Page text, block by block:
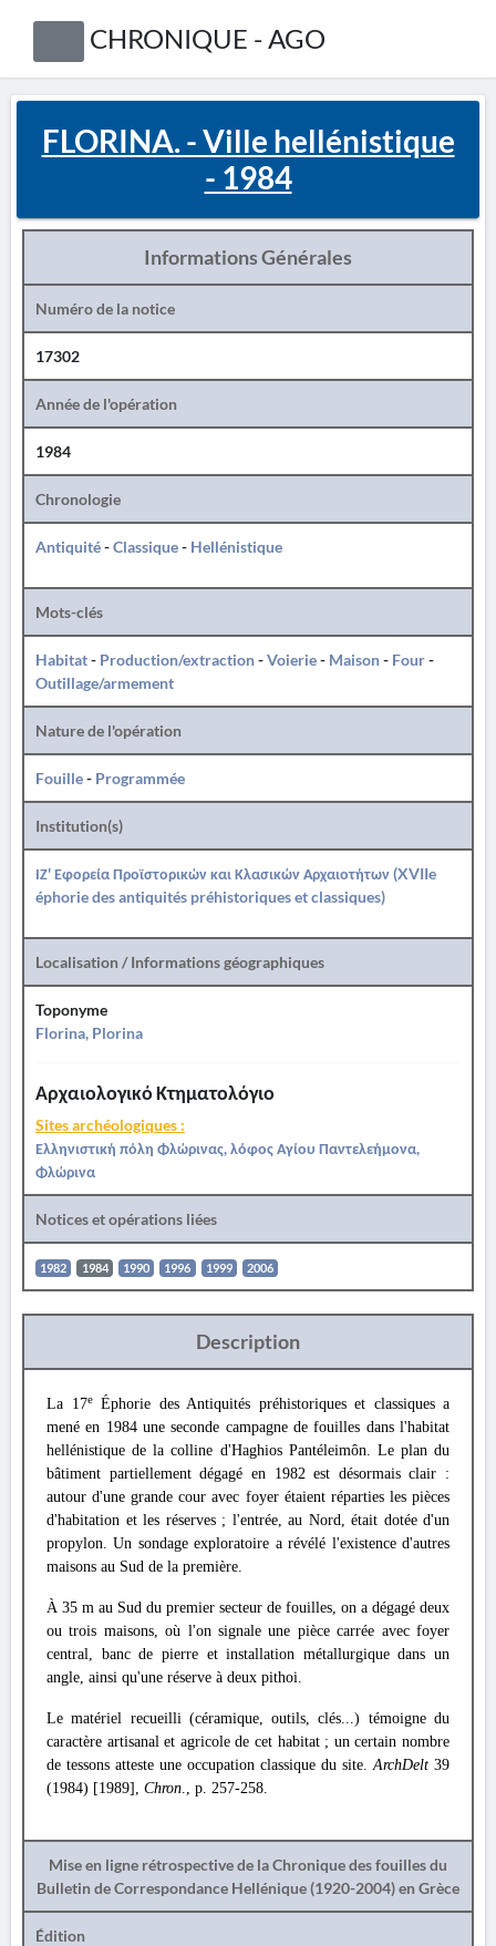
CHRONIQUE - AGO
FLORINA. - Ville hellénistique
- 1984
Informations Générales
Numéro de la notice
17302
Année de l'opération
1984
Chronologie
Antiquité-Classique- Hellénistique
Mots-clés
Habitat- Production/extraction-Voierie- Maison- Four-
Outillage/armement
Nature de l'opération
Fouille- Programmée
Institution(s)
ΙΖ' Εφορεία Προϊστορικών και Κλασικών Αρχαιοτήτων (XVIIe
éphorie des antiquités préhistoriques et classiques)
Localisation / Informations géographiques
Toponyme
Florina, Plorina
Αρχαιολογικό Κτηματολόγιο
Sites archéologiques :
Ελληνιστική πόλη Φλώρινας, λόφος Αγίου Παντελεήμονα,
Φλώρινα
Notices et opérations liées
1982 1984 1990 1996 1999 2006
Description
La 17eÉphorie des Antiquités préhistoriques et classiques a
mené en 1984 une seconde campagne de fouilles dans l'habitat
hellénistique de la colline d'Haghios Pantéleimôn. Le plan du
bâtiment partiellement dégagé en 1982 est désormais clair :
autour d'une grande cour avec foyer étaient réparties les pièces
d'habitation et les réserves ; l'entrée, au Nord, était dotée d'un
propylon. Un sondage exploratoire a révélé l'existence d'autres
maisons au Sud de la première.
À 35 m au Sud du premier secteur de fouilles, on a dégagé deux
ou trois maisons, où l'on signale une pièce carrée avec foyer
central, banc de pierre et installation métallurgique dans un
angle, ainsi qu'une réserve à deux pithoi.
Le matériel recueilli (céramique, outils, clés...) témoigne du
caractère artisanal et agricole de cet habitat ; un certain nombre
de tessons atteste une occupation classique du site.ArchDelt 39
(1984) [1989], Chron., p. 257-258.
Mise en ligne rétrospective de la Chronique des fouilles du
Bulletin de Correspondance Hellénique (1920-2004) en Grèce
Édition